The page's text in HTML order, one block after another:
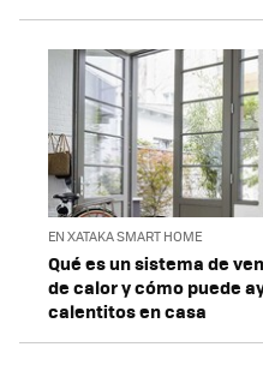
EN XATAKA SMART HOME
Qué es un sistema de
de calor y cómo puede
calentitos en casa